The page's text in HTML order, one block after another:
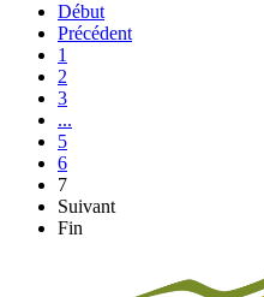
Début
Précédent
1
2
3
...
5
6
7
Suivant
Fin